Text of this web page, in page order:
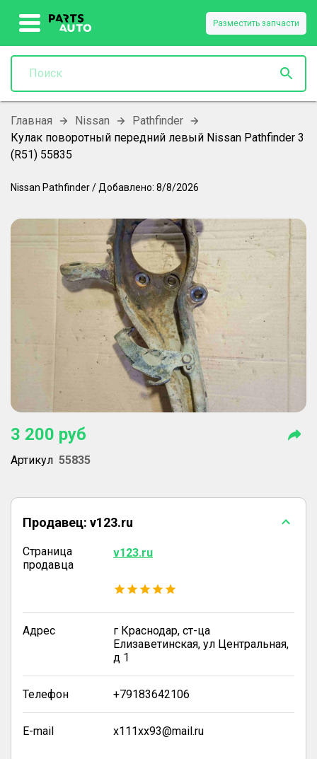
Разместить запчасти
Главная Nissan
Pathfinder
Кулак поворотный передний левый Nissan Pathfinder 3
(R51) 55835
Nissan Pathfinder/ Добавлено: 8/8/2026
3 200 руб
Артикул 55835
Продавец: v123.ru
Страница
продавца
v123.ru
Адрес
г Краснодар, ст-ца
Елизаветинская, ул Центральная,
д 1
Телефон +79183642106
E-mail x111xx93@mail.ru